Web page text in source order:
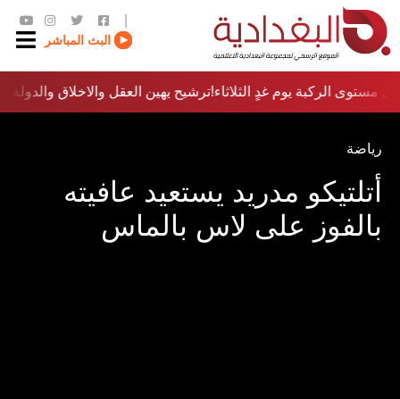
البث المباشر
ترشيح يهين العقل والاخلاق والدولة…؟!مستوى الركبة يوم غدٍ الثلاثاء
رياضة
أتلتيكو مدريد يستعيد عافيته
بالفوز على لاس بالماس